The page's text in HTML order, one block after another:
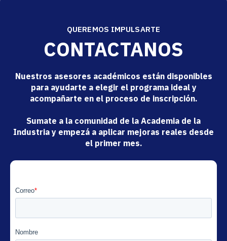
QUEREMOS IMPULSARTE
CONTACTANOS
Nuestros asesores académicos están disponibles
para ayudarte a elegir el programa ideal y
acompañarte en el proceso de inscripción.
Sumate a la comunidad de la Academia de la
Industria y empezá a aplicar mejoras reales desde
el primer mes.